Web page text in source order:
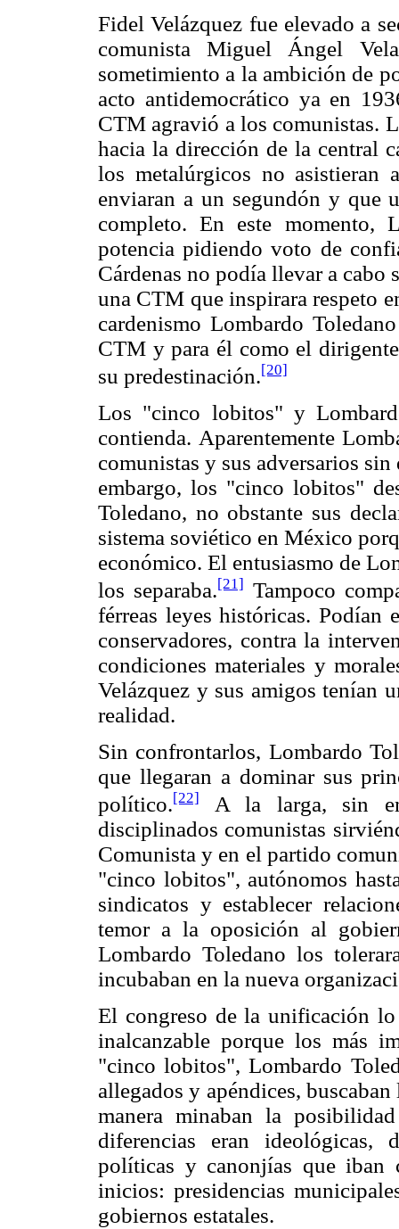
Fidel Velázquez fue elevado a
comunista Miguel Ángel
sometimiento a la ambición de
acto antidemocrático ya en
CTM agravió a los comunistas.
hacia la dirección de la central
los metalúrgicos no asistieran
enviaran a un segundón y que
completo. En este momento,
potencia pidiendo voto de
Cárdenas no podía llevar a cabo
una CTM que inspirara respeto
cardenismo Lombardo
CTM y para él como el
su predestinación.[20]
Los "cinco lobitos" y
contienda. Aparentemente
comunistas y sus adversarios
embargo, los "cinco lobitos"
Toledano, no obstante sus
sistema soviético en México
económico. El entusiasmo de
los separaba.[21] Tampoco
férreas leyes históricas. Podían
conservadores, contra la
condiciones materiales y
Velázquez y sus amigos tenían
realidad.
Sin confrontarlos, Lombardo
que llegaran a dominar sus
político.[22]
A la larga, sin
disciplinados comunistas
Comunista y en el partido
"cinco lobitos", autónomos
sindicatos y establecer
temor a la oposición al
Lombardo Toledano los
incubaban en la nueva
El congreso de la unificación
inalcanzable porque los más
"cinco lobitos", Lombardo
allegados y apéndices,
manera minaban la
diferencias eran ideológicas,
políticas y canonjías que iban
inicios: presidencias
gobiernos estatales.